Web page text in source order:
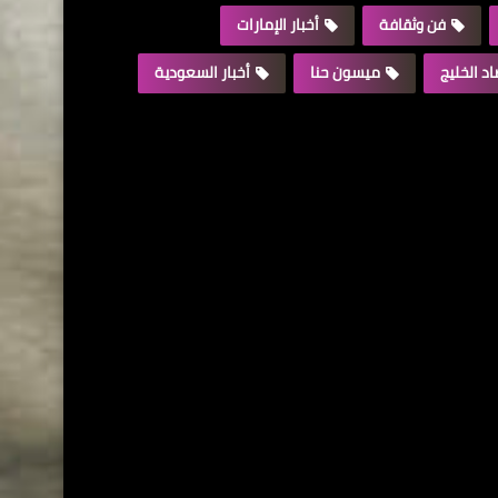
فن وثقافة
أخبار الإمارات
الخليج
ميسون حنا أخبار السعودية